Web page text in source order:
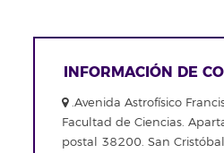
INFORMACIÓN DE
.Avenida Astrofísico
Facultad de Ciencias.
postal 38200. San